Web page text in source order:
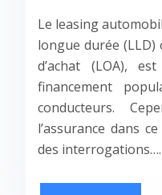
Le leasing
longue durée
d’achat (LOA),
financement
conducteurs.
l’assurance dans
des interrogations….